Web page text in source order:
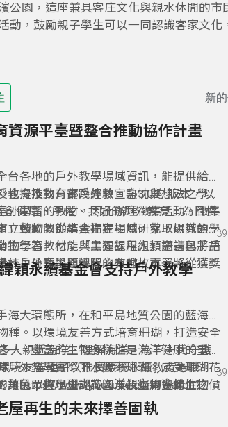
公園，這座兼具客庄文化與親水休閒的
動，鼓勵親子學生可以一同認識客家文化
新
資源平臺暨整合推動協作計畫
各地的戶外教學場域資訊，能提供給家
也提及教育部戶外教宣言3.0的 版本，以
健康、平權、共好的戶外教育」為目標
育推動有實踐經驗、熱忱與想法之學校
外學習的教材，因此辦理徵集活動。徵集
」鼓勵教師結合指定場域，萃取場域的學
主學習教材；「主題課程組」邀請已將戶
校，分享主題課程之教材。本署將從獲獎
，增進戶外教育之推動效益。
立動物園從事黑猩猩相關研究，研究領域
物行為，他能與黑猩猩用人類語言與手語
計戶外教學與營隊的有趣故事。
穎永續基金會支持戶外教學
大環態所，在和平島地質公園的藍海水
種。以環境友善方式培育珊瑚，打造安全
人親近海洋、理解海洋，為下一代守護
境友善種子以推廣環境永續敎育為職
讓⺠眾與學生認識海洋及生物多樣性之價
關係的深刻反思。因此特別與基金會共
的課程。
，豐富的生物多樣性是海洋健康的重要
戶外教學實際下水觀察珊瑚，感受珊瑚花
角色，整理珊瑚花園及觀察周邊的生物，
能。探索白化現象成因及對生態威脅的
海洋的影響，學習如何守護這片珊瑚花
片https://www.youtube.com/watch?
屋再生的未來擇善固執